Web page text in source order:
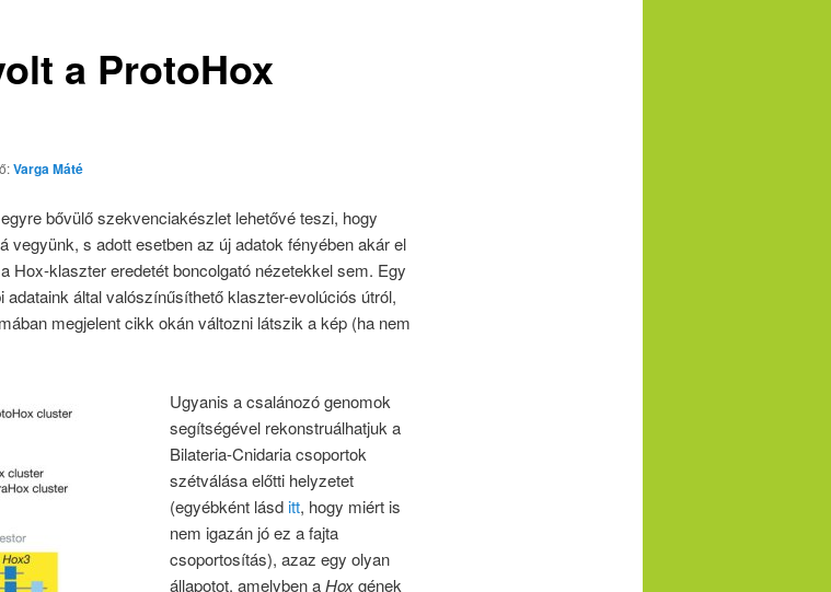
a ProtoHox
Varga Máté
bővülő szekvenciakészlet lehetővé teszi, hogy
vegyünk, s adott esetben az új adatok fényében akár el
Hox-klaszter eredetét boncolgató nézetekkel sem. Egy
által valószínűsíthető klaszter-evolúciós útról,
megjelent cikk okán változni látszik a kép (ha nem
Ugyanis a csalánozó genomok
segítségével rekonstruálhatjuk a
Bilateria-Cnidaria csoportok
szétválása előtti helyzetet
(egyébként lásditt, hogy miért is
nem igazán jó ez a fajta
csoportosítás), azaz egy olyan
állapotot, amelyben aHoxgének